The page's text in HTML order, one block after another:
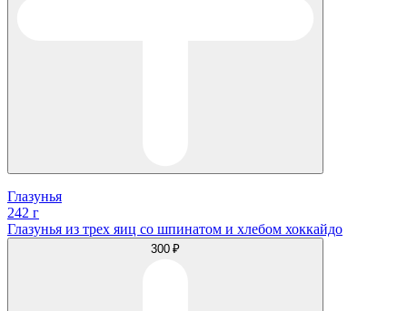
Глазунья
242 г
Глазунья из трех яиц со шпинатом и хлебом хоккайдо
300 ₽